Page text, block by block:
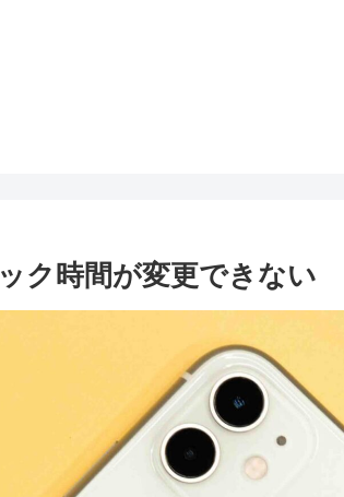
ク時間が変更できない